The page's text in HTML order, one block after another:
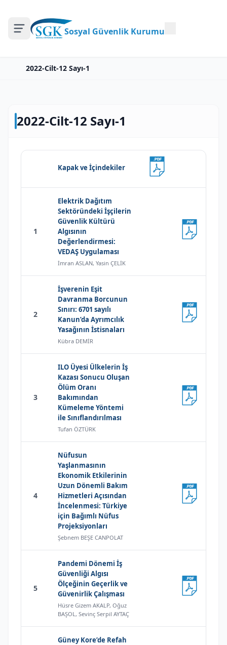
Sosyal Güvenlik Kurumu
2022-Cilt-12 Sayı-1
2022-Cilt-12 Sayı-1
Kapak ve İçindekiler
1
Elektrik Dağıtım
Sektöründeki İşçilerin
Güvenlik Kültürü
Algısının
Değerlendirmesi:
VEDAŞ Uygulaması
İmran ASLAN, Yasin ÇELİK
2
İşverenin Eşit
Davranma Borcunun
Sınırı: 6701 sayılı
Kanun’da Ayrımcılık
Yasağının İstisnaları
Kübra DEMİR
3
ILO Üyesi Ülkelerin İş
Kazası Sonucu Oluşan
Ölüm Oranı
Bakımından
Kümeleme Yöntemi
ile Sınıflandırılması
Tufan ÖZTÜRK
4
Nüfusun
Yaşlanmasının
Ekonomik Etkilerinin
Uzun Dönemli Bakım
Hizmetleri Açısından
İncelenmesi: Türkiye
için Bağımlı Nüfus
Projeksiyonları
Şebnem BEŞE CANPOLAT
5
Pandemi Dönemi İş
Güvenliği Algısı
Ölçeğinin Geçerlik ve
Güvenirlik Çalışması
Hüsre Gizem AKALP, Oğuz
BAŞOL, Sevinç Serpil AYTAÇ
Güney Kore’de Refah